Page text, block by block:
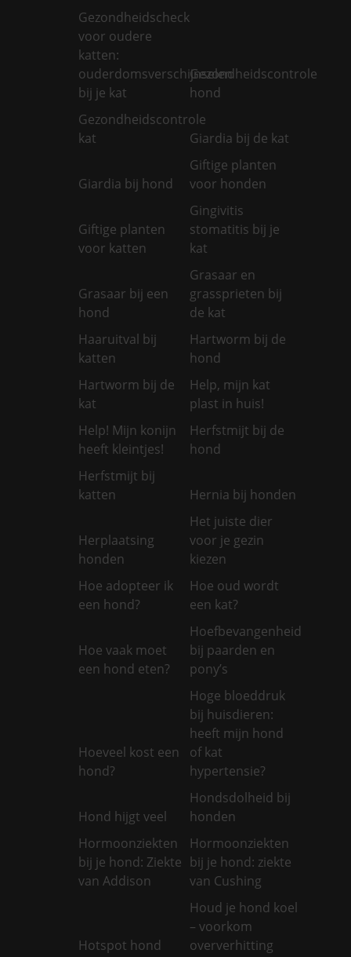
Gezondheidscheck
voor oudere
katten:
ouderdomsverschijnselen
bij je kat
Gezondheidscontrole
hond
Gezondheidscontrole
kat
Giardia bij de kat
Giardia bij hond
Giftige planten
voor honden
Giftige planten
voor katten
Gingivitis
stomatitis bij je
kat
Grasaar bij een
hond
Grasaar en
grassprieten bij
de kat
Haaruitval bij
katten
Hartworm bij de
hond
Hartworm bij de
kat
Help, mijn kat
plast in huis!
Help! Mijn konijn
heeft kleintjes!
Herfstmijt bij de
hond
Herfstmijt bij
katten
Hernia bij honden
Herplaatsing
honden
Het juiste dier
voor je gezin
kiezen
Hoe adopteer ik
een hond?
Hoe oud wordt
een kat?
Hoe vaak moet
een hond eten?
Hoefbevangenheid
bij paarden en
pony’s
Hoeveel kost een
hond?
Hoge bloeddruk
bij huisdieren:
heeft mijn hond
of kat
hypertensie?
Hond hijgt veel
Hondsdolheid bij
honden
Hormoonziekten
bij je hond: Ziekte
van Addison
Hormoonziekten
bij je hond: ziekte
van Cushing
Hotspot hond
Houd je hond koel
– voorkom
oververhitting